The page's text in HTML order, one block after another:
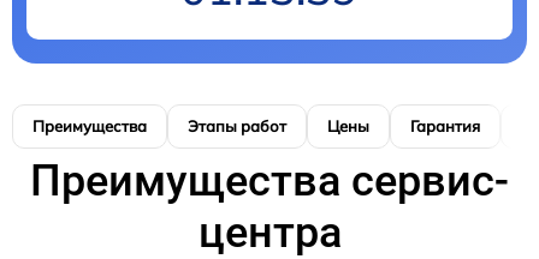
Преимущества Этапы работ Цены Гарантия
Преимущества сервис-
центра